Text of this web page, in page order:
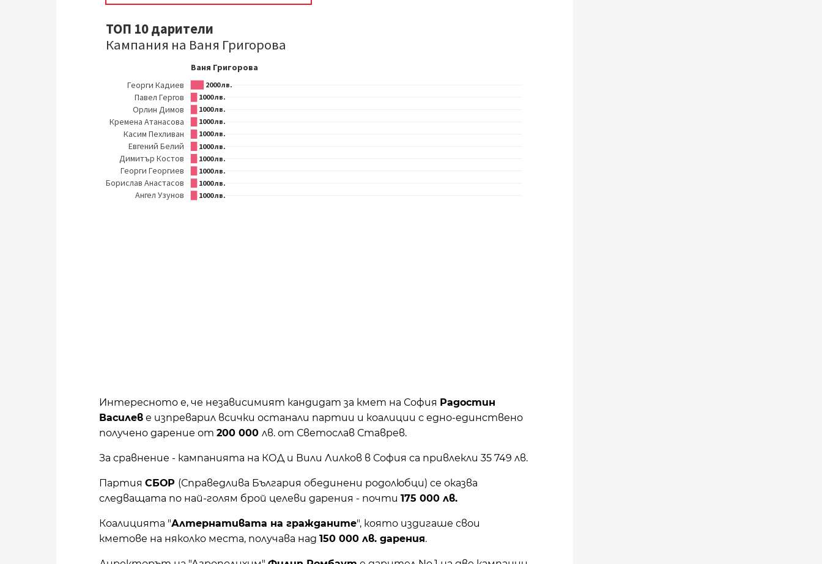
Интересното е, че независимият кандидат за кмет на София Радостин
Василев е изпреварил всички останали партии и коалиции с едно-единствено
получено дарение от 200 000 лв. от Светослав Ставрев.
За сравнение - кампанията на КОД и Вили Лилков в София са привлекли 35 749 лв.
Партия СБОР (Справедлива България обединени родолюбци) се оказва
следващата по най-голям брой целеви дарения - почти 175 000 лв.
Коалицията "Алтернативата на гражданите", която издигаше свои
кметове на няколко места, получава над 150 000 лв. дарения.